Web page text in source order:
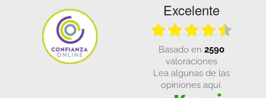
Excelente
basado en 2590
valoraciones
Lea algunas de las
opiniones aquí.